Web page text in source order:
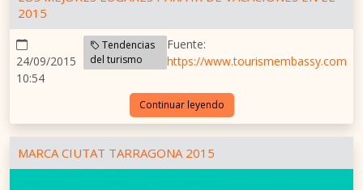
2015
24/09/2015
10:54
Tendencias
del turismo
Fuente:
https://www.tourismembassy.com
Continuar leyendo
MARCA CIUTAT TARRAGONA 2015